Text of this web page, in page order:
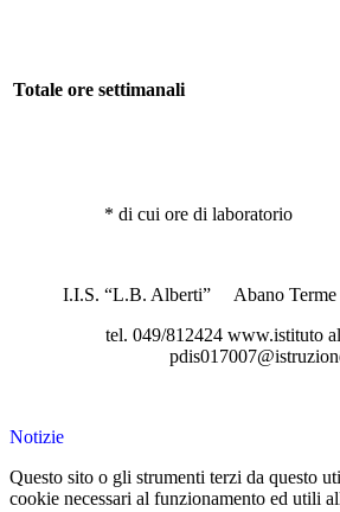
Totale ore settimanali
* di cui ore di laboratorio
I.I.S. “L.B. Alberti” Abano Terme
tel. 049/812424 www.istituto
Notizie
Questo sito o gli strumenti terzi da questo
cookie necessari al funzionamento ed utili